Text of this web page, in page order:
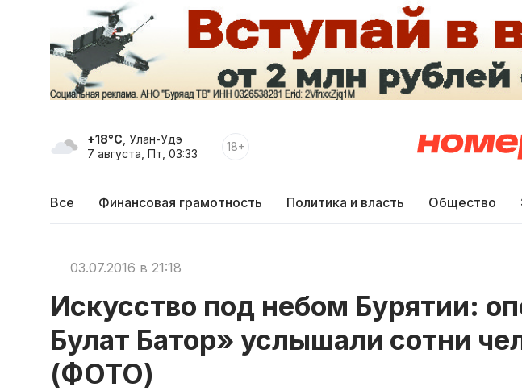
+18°C , Улан-Удэ
7 августа, Пт, 03:33
18+
Все Финансовая грамотность Политика и власть Общество
03.07.2016 в 21:18
Искусство под небом Бурятии:
Булат Батор» услышали сотни
(ФОТО)